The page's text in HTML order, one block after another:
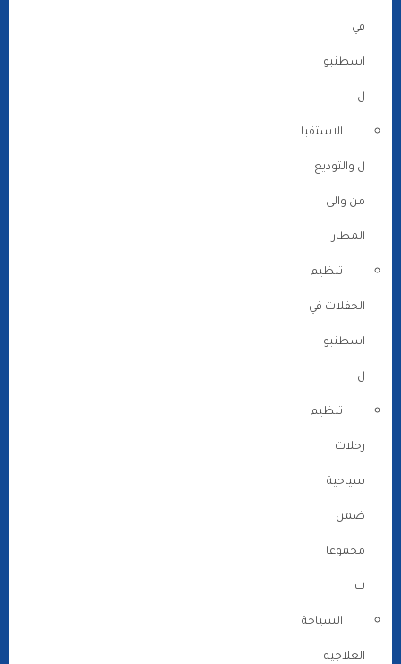
في
اسطنبو
ل
الاستقبا
ل والتوديع
من والى
المطار
تنظيم
الحفلات في
اسطنبو
ل
تنظيم
رحلات
سياحية
ضمن
مجموعا
ت
السياحة
العلاجية